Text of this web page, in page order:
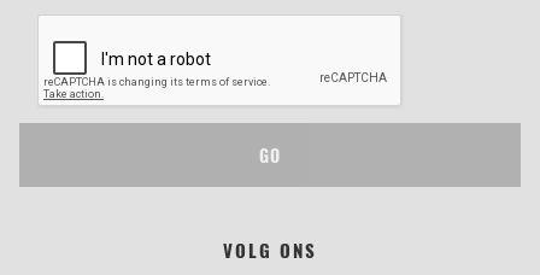
GO
VOLG ONS